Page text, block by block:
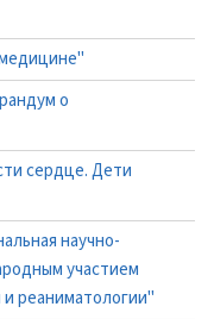
о
сердце. Дети
научно-
участием
реаниматологии"